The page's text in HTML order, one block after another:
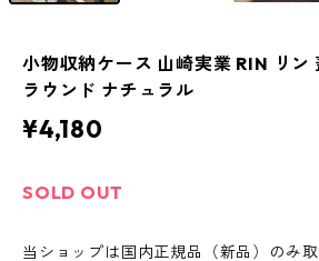
小物収納ケース 山崎実業 RIN リン
ラウンド ナチュラル
¥4,180
SOLD OUT
当ショップは国内正規品（新品）のみ